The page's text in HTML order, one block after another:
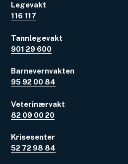
Legevakt
116 117
Tannlegevakt
901 29 600
Barnevernvakten
95 92 00 84
Veterinærvakt
82 09 00 20
Krisesenter
52 72 98 84